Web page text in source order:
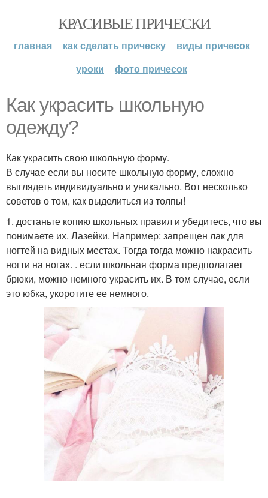
КРАСИВЫЕ ПРИЧЕСКИ
главная как сделать прическу
виды причесок
уроки
фото причесок
Как украсить школьную
одежду?
Как украсить свою школьную форму.
В случае если вы носите школьную форму, сложно
выглядеть индивидуально и уникально. Вот несколько
советов о том, как выделиться из толпы!
1. достаньте копию школьных правил и убедитесь, что вы
понимаете их. Лазейки. Например: запрещен лак для
ногтей на видных местах. Тогда тогда можно накрасить
ногти на ногах. . если школьная форма предполагает
брюки, можно немного украсить их. В том случае, если
это юбка, укоротите ее немного.